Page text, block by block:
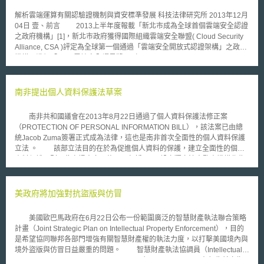
解析雲端運算有關認驗證機制與資安標準發展 科技法律研究所 2013年12月
04日 壹、前言 2013上半年度報載「新北市成為全球首個雲端安全認證
之政府機構」[1]，新北市政府獲得國際組織雲端安全聯盟( Cloud Security
Alliance, CSA )評定為全球第一個通過「雲端安全開放式認證架構」之政府
Award），該獎項一向是頒發給在雲端運用與安全上具有重要貢獻及示範作
寶網」的阿里巴巴集團外，首度將獎項頒發給政府組織。究竟何謂雲端認
境中的資安議題及相關機制的運作。 資訊安全向來是雲端運算服務中
最重要的議題之一，各國推展雲端運算產業之際，會以提出指引或指導原則
方式作為參考基準，讓產業有相關的資訊安全依循標準。另一方面，相關的
產業團體也會進行促成資訊安全標準形成的活動，直至資訊安全相關作法或
制能力的弱化、雲端服務資訊格式與平台未互通所導致的閉鎖效應（Lock-
題 。 在雲端運算產業甫推動之初，各先進國以提出指引的方式，作為
產業輔導的基礎，並強化使用者對雲端運算的基本認知，並以「分析雲端運
算特色及特有風險」及「尋求適於雲端運算的資訊安全標準」為重心。
一、ENISA「資訊安全確保架構」[3] 歐盟網路與資訊安全機關
（European Network and Information Security Agency, ENISA）於2009年
南非提出個人資料保護法草案
南非共和國議會在2013年8月22日通過了個人資料保護法修正案
（PROTECTION OF PERSONAL INFORMATION BILL），該法案已由總
統Jacob Zuma簽署正式成為法律，這也是南非首次全面性的個人資料保護
立法 。 該部立法目的在於為促進個人資料的保護，建立全面性的個人
獨立且公正的執行個人資料保護法上職務及權力。 2. 公、私部門僅在特定
機構。 4. 限制蒐集兒童個人資料，並將哲學、信仰、宗教，種族、民族血
資料為完整之狀態。 6. 發生個人資料外洩情形時，必須通知受影響的當事
人以及前述獨立法人監察機構。 7. 要求公、私部門均需指定專責個人資料
保護人員。 8. 透過自動傳呼裝置行銷需受到一定程度之限制。 9. 限制跨境
傳輸時，限制傳輸收受方必須是至少具備與南非相同個人資料保護水準之區
美政府將加強對抗盜版與仿冒
美國歐巴馬政府在6月22日公布一份範圍廣泛的智慧財產執法聯合策略
計畫（Joint Strategic Plan on Intellectual Property Enforcement），目的
是希望協同聯邦各部門增強有關智慧財產權的執法力度，以打擊美國境內與
境外盜版與仿冒日益嚴重的問題。 智慧財產執法協調員（Intellectual